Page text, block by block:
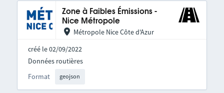
Zone à Faibles Émissions -
Nice Métropole
Métropole Nice Côte d'Azur
créé le 02/09/2022
Format geojson
Données routières